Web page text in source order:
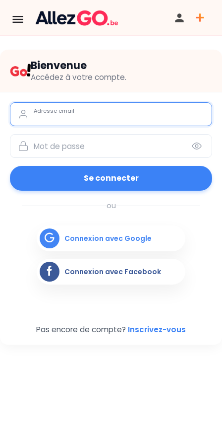
Bienvenue
Accédez à votre compte.
Adresse email
Mot de passe
Alternative:
Se connecter
ou
Connexion avec Google
Connexion avec Facebook
Pas encore de compte? Inscrivez-vous